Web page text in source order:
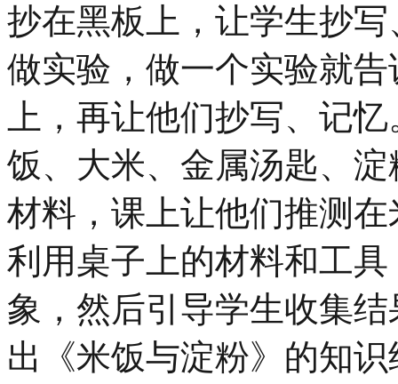
抄在黑板上，让学生抄
做实验，做一个实验就
上，再让他们抄写、记
饭、大米、金属汤匙、
材料，课上让他们推测
利用桌子上的材料和工
象，然后引导学生收集
出《米饭与淀粉》的知识